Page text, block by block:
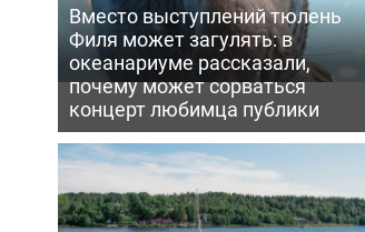
Вместо выступлений тюлень
Филя может загулять: в
океанариуме рассказали,
почему может сорваться
концерт любимца публики